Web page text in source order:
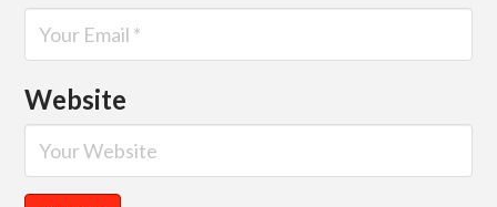
Website